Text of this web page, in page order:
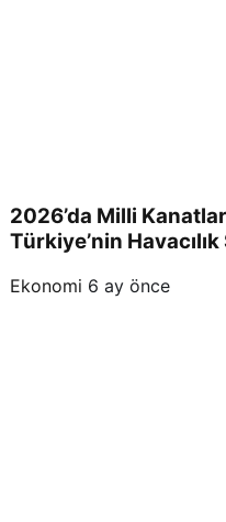
2026’da Milli
Türkiye’nin
Ekonomi 6 ay önce